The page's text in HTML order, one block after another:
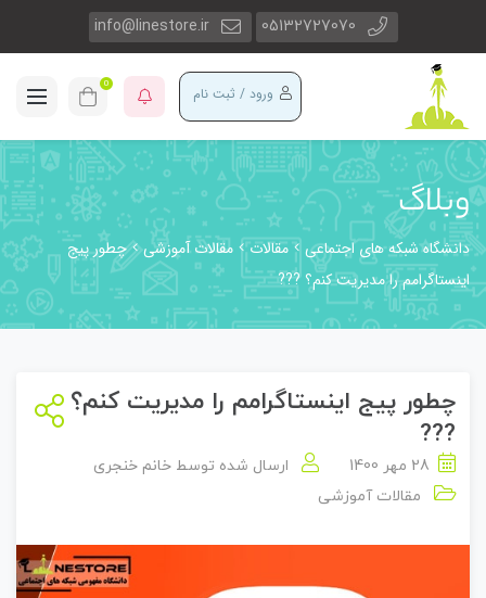
05132727070
info@linestore.ir
ورود / ثبت نام 0
وبلاگ
دانشگاه شبکه های اجتماعی مقالات مقالات آموزشی
چطور پیج
اینستاگرامم را مدیریت کنم؟ ??‍?
چطور پیج اینستاگرامم را مدیریت کنم؟
??‍?
28 مهر 1400 ارسال شده توسط خانم خنجری
مقالات آموزشی